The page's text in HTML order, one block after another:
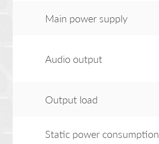
Main power supply
Audio output
Output load
Static power consumption